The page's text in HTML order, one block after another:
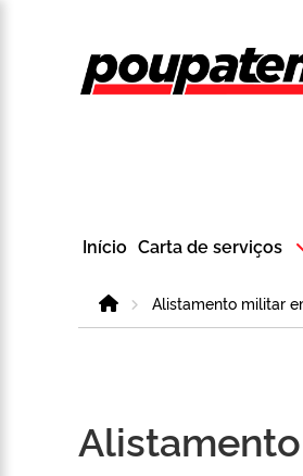
Início Carta de serviços
HomeAlistamento militar